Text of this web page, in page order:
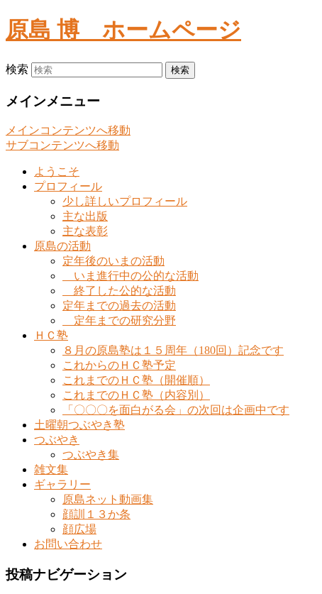
原島 博 ホームページ
検索
メインメニュー
メインコンテンツへ移動
サブコンテンツへ移動
ようこそ
プロフィール
少し詳しいプロフィール
主な出版
主な表彰
原島の活動
定年後のいまの活動
いま進行中の公的な活動
終了した公的な活動
定年までの過去の活動
定年までの研究分野
ＨＣ塾
８月の原島塾は１５周年（180回）記念です
これからのＨＣ塾予定
これまでのＨＣ塾（開催順）
これまでのＨＣ塾（内容別）
「〇〇〇を面白がる会」の次回は企画中です
土曜朝つぶやき塾
つぶやき
つぶやき集
雑文集
ギャラリー
原島ネット動画集
顔訓１３か条
顔広場
お問い合わせ
投稿ナビゲーション